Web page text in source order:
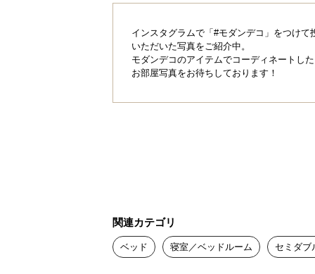
インスタグラムで「#モダンデコ」をつけて
いただいた写真をご紹介中。
モダンデコのアイテムでコーディネートし
お部屋写真をお待ちしております！
関連カテゴリ
ベッド 寝室／ベッドルーム セミダブ